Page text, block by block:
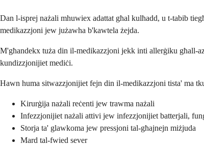
Dan l-isprej nażali mhuwiex adattat għal kulħadd, u t-tabib
medikazzjoni jew jużawha b'kawtela żejda.
M'għandekx tuża din il-medikazzjoni jekk inti allerġiku għall-
kundizzjonijiet mediċi.
Hawn huma sitwazzjonijiet fejn din il-medikazzjoni tista' ma
Kirurġija nażali reċenti jew trawma nażali
Infezzjonijiet nażali attivi jew infezzjonijiet batterjali,
Storja ta' glawkoma jew pressjoni tal-għajnejn miżjuda
Mard tal-fwied sever